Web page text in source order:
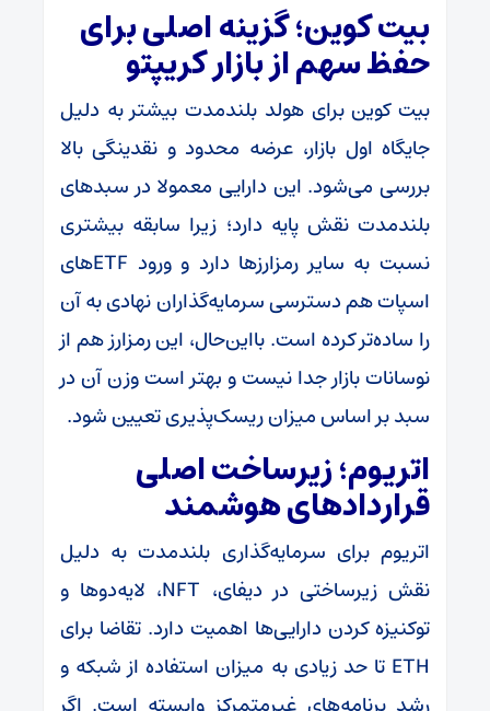
بیت کوین؛ گزینه اصلی برای
حفظ سهم از بازار کریپتو
بیت کوین برای هولد بلندمدت بیشتر به دلیل
جایگاه اول بازار، عرضه محدود و نقدینگی بالا
بررسی می‌شود. این دارایی معمولا در سبدهای
بلندمدت نقش پایه دارد؛ زیرا سابقه بیشتری
نسبت به سایر رمزارزها دارد و ورود ETFهای
اسپات هم دسترسی سرمایه‌گذاران نهادی به آن
را ساده‌تر کرده است. با‌این‌حال، این رمزارز هم از
نوسانات بازار جدا نیست و بهتر است وزن آن در
سبد بر اساس میزان ریسک‌پذیری تعیین شود.
اتریوم؛ زیرساخت اصلی
قراردادهای هوشمند
اتریوم برای سرمایه‌گذاری بلندمدت به دلیل
نقش زیرساختی در دیفای، NFT، لایه‌دوها و
توکنیزه‌ کردن دارایی‌ها اهمیت دارد. تقاضا برای
ETH تا حد زیادی به میزان استفاده از شبکه و